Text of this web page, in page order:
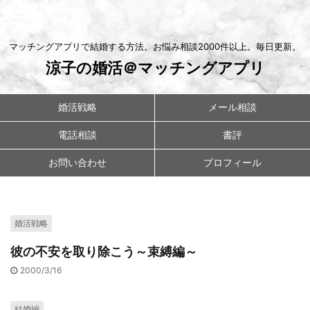
マッチングアプリで結婚する方法。お悩み相談2000件以上。毎日更新。
涼子の婚活＠マッチングアプリ
婚活戦略 メール相談
電話相談 書評
お問い合わせ プロフィール
婚活戦略
彼の不安を取り除こう～束縛編～
2000/3/16